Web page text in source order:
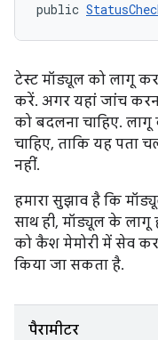
public
टेस्ट मॉड्यूल को लागू
करें. अगर यहां जांच
को बदलना चाहिए. लागू
चाहिए, ताकि यह पता
नहीं.
हमारा सुझाव है कि
साथ ही, मॉड्यूल के लागू
को कैश मेमोरी में सेव
किया जा सकता है.
पैरामीटर